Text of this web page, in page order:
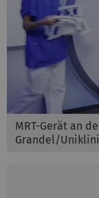
MRT-Gerät an
Grandel/